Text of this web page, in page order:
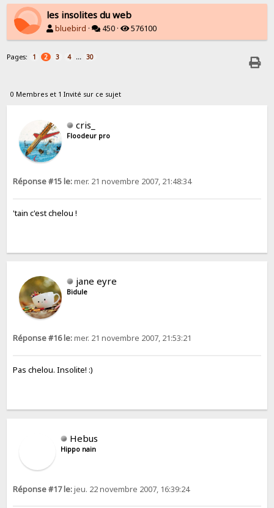
les insolites du web
bluebird · 450 · 576100
Pages: 1 2 3 4 ... 30
0 Membres et 1 Invité sur ce sujet
cris_
Floodeur pro
Réponse #15 le:mer. 21 novembre 2007, 21:48:34
'tain c'est chelou !
jane eyre
Bidule
Réponse #16 le:mer. 21 novembre 2007, 21:53:21
Pas chelou. Insolite! :)
Hebus
Hippo nain
Réponse #17 le:jeu. 22 novembre 2007, 16:39:24